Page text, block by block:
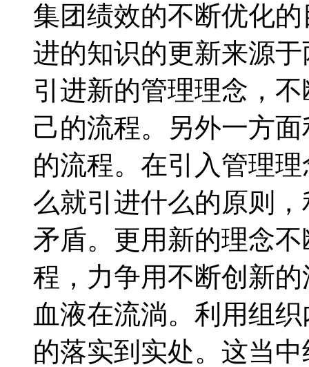
集团绩效的不断优化
进的知识的更新来源
引进新的管理理念，
己的流程。另外一方
的流程。在引入管理
么就引进什么的原则
矛盾。更用新的理念
程，力争用不断创新
血液在流淌。利用组
的落实到实处。这当